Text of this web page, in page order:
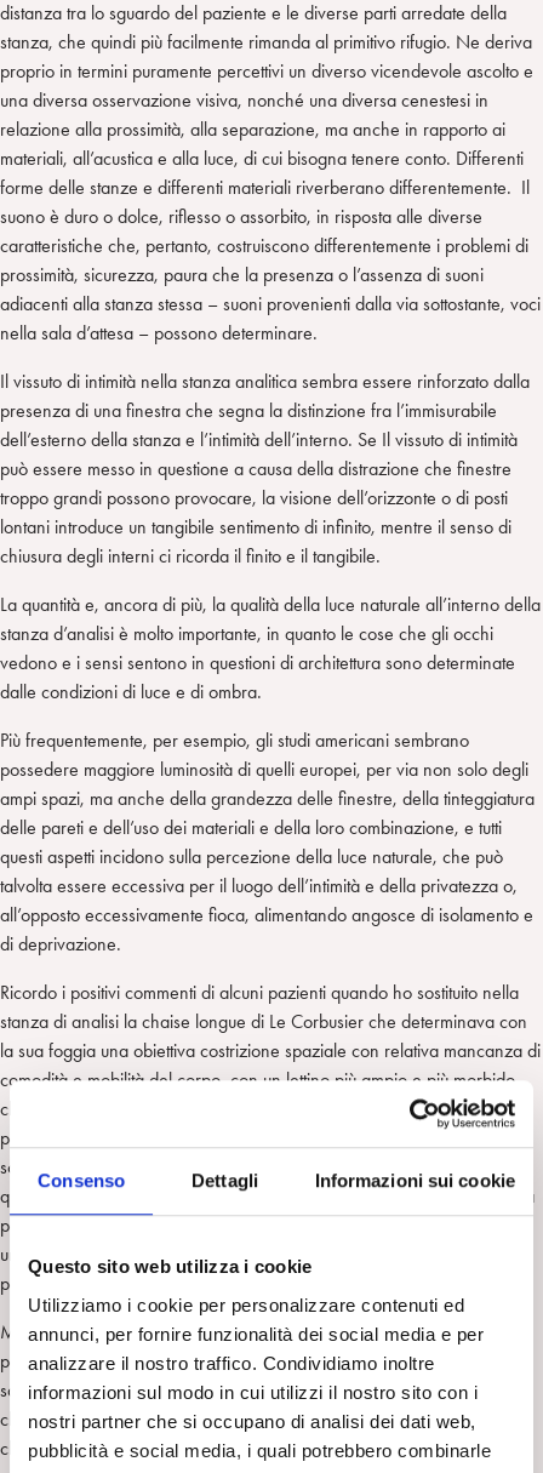
Consenso Dettagli Informazioni sui cookie
Questo sito web utilizza i cookie
Utilizziamo i cookie per personalizzare contenuti ed
annunci, per fornire funzionalità dei social media e per
analizzare il nostro traffico. Condividiamo inoltre
informazioni sul modo in cui utilizzi il nostro sito con i
nostri partner che si occupano di analisi dei dati web,
pubblicità e social media, i quali potrebbero combinarle
distanza tra lo sguardo del paziente e le diverse parti arredate della
stanza, che quindi più facilmente rimanda al primitivo rifugio. Ne deriva
proprio in termini puramente percettivi un diverso vicendevole ascolto e
una diversa osservazione visiva, nonché una diversa cenestesi in
relazione alla prossimità, alla separazione, ma anche in rapporto ai
materiali, all’acustica e alla luce, di cui bisogna tenere conto. Differenti
forme delle stanze e differenti materiali riverberano differentemente. Il
suono è duro o dolce, riflesso o assorbito, in risposta alle diverse
caratteristiche che, pertanto, costruiscono differentemente i problemi di
prossimità, sicurezza, paura che la presenza o l’assenza di suoni
adiacenti alla stanza stessa – suoni provenienti dalla via sottostante, voci
nella sala d’attesa – possono determinare.
Il vissuto di intimità nella stanza analitica sembra essere rinforzato dalla
presenza di una finestra che segna la distinzione fra l’immisurabile
dell’esterno della stanza e l’intimità dell’interno. Se Il vissuto di intimità
può essere messo in questione a causa della distrazione che finestre
troppo grandi possono provocare, la visione dell’orizzonte o di posti
lontani introduce un tangibile sentimento di infinito, mentre il senso di
chiusura degli interni ci ricorda il finito e il tangibile.
La quantità e, ancora di più, la qualità della luce naturale all’interno della
stanza d’analisi è molto importante, in quanto le cose che gli occhi
vedono e i sensi sentono in questioni di architettura sono determinate
dalle condizioni di luce e di ombra.
Più frequentemente, per esempio, gli studi americani sembrano
possedere maggiore luminosità di quelli europei, per via non solo degli
ampi spazi, ma anche della grandezza delle finestre, della tinteggiatura
delle pareti e dell’uso dei materiali e della loro combinazione, e tutti
questi aspetti incidono sulla percezione della luce naturale, che può
talvolta essere eccessiva per il luogo dell’intimità e della privatezza o,
all’opposto eccessivamente fioca, alimentando angosce di isolamento e
di deprivazione.
Ricordo i positivi commenti di alcuni pazienti quando ho sostituito nella
stanza di analisi la chaise longue di Le Corbusier che determinava con
la sua foggia una obiettiva costrizione spaziale con relativa mancanza di
comodità e mobilità del corpo, con un lettino più ampio e più morbido,
che facilitava il rilassamento e i movimenti corporei e, quindi, la
possibilità di ricordare i sogni e di fantasticare. Altri pazienti, però, si
sono espressi in termini negativi circa il cambiamento del lettino, in
quanto la seduta a inclinazione variabile della chaise longue favoriva la
possibilità di regolazione dell’altezza, per cui poteva anche diventare
una sorta di poltrona, mentre il lettino tradizionale obbligava alla
posizione distesa.
Mi viene in mente anche il vissuto di provvisorietà e promiscuità di un
paziente che, prima che da me, era stato da un analista che lo faceva
sdraiare su un vero e proprio divano da salotto. Il paziente fantasticava
che su quel divano il suo analista prendeva il caffè con i suoi ospiti e
che, quindi, come ha avuto modo di dire: “poggiava la testa dove degli